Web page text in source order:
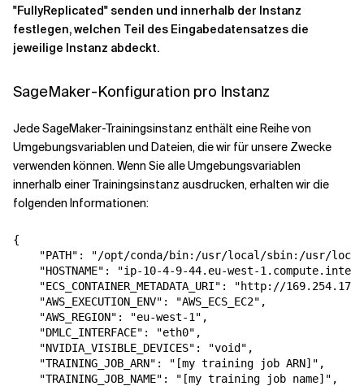
"FullyReplicated" senden und innerhalb der Instanz
festlegen, welchen Teil des Eingabedatensatzes die
jeweilige Instanz abdeckt.
SageMaker-Konfiguration pro Instanz
Jede SageMaker-Trainingsinstanz enthält eine Reihe von
Umgebungsvariablen und Dateien, die wir für unsere Zwecke
verwenden können. Wenn Sie alle Umgebungsvariablen
innerhalb einer Trainingsinstanz ausdrucken, erhalten wir die
folgenden Informationen:
{
"PATH": "/opt/conda/bin:/usr/local/sbin:/usr/
"HOSTNAME": "ip-10-4-9-44.eu-west-
"ECS_CONTAINER_METADATA_URI": "http://
    "AWS_EXECUTION_ENV": "AWS_ECS_EC2",
    "AWS_REGION": "eu-west-1",
    "DMLC_INTERFACE": "eth0",
    "NVIDIA_VISIBLE_DEVICES": "void",
    "TRAINING_JOB_ARN": "[my training job ARN]",
    "TRAINING_JOB_NAME": "[my training job name]",